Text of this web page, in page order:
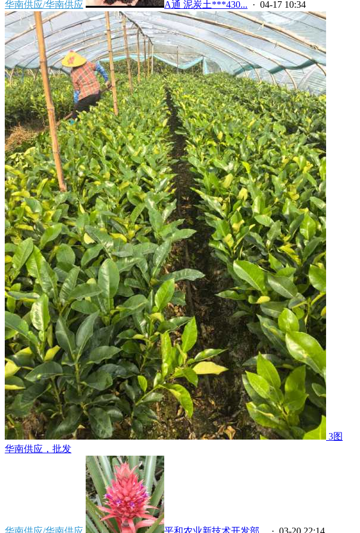
华南供应/华南供应 A通 泥炭土***430... · 04-17 10:34
3图
华南供应，批发
华南供应/华南供应 平和农业新技术开发部... · 03-20 22:14